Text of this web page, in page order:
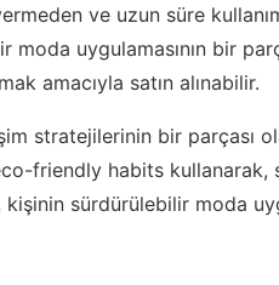
ve uzun süre
uygulamasının bir
amacıyla satın alınabilir.
stratejilerinin bir parçası
friendly habits kullanarak,
sürdürülebilir moda